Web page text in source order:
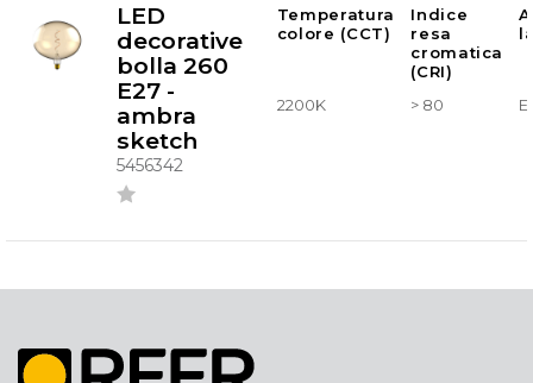
LED
decorative
bolla 260
E27 -
ambra
sketch
5456342
Temperatura
colore (CCT)
Indice
resa
cromatica
(CRI)
2200K > 80